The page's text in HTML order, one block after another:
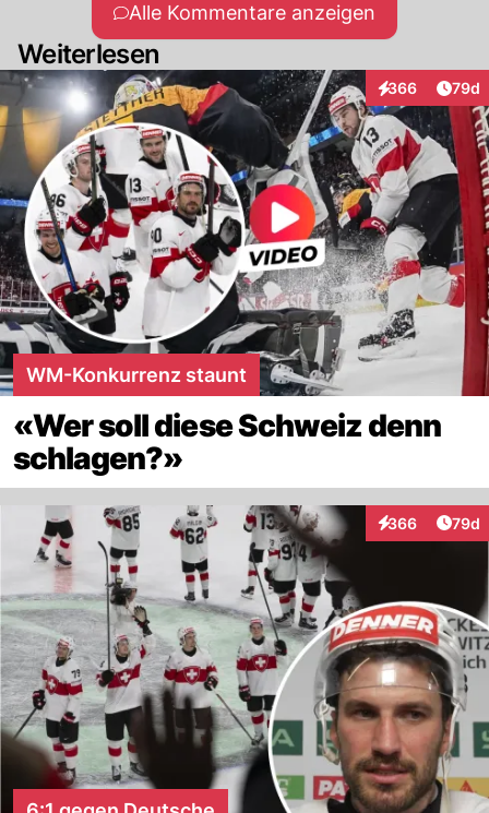
Alle Kommentare anzeigen
Weiterlesen
366
Interaktionen
79d
WM-Konkurrenz staunt
«Wer soll diese Schweiz denn
schlagen?»
366
Interaktionen
79d